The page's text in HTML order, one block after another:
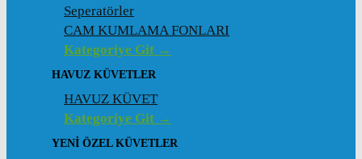
Seperatörler
CAM KUMLAMA FONLARI
Kategoriye Git →
HAVUZ KÜVETLER
HAVUZ KÜVET
Kategoriye Git →
YENI ÖZEL KÜVETLER